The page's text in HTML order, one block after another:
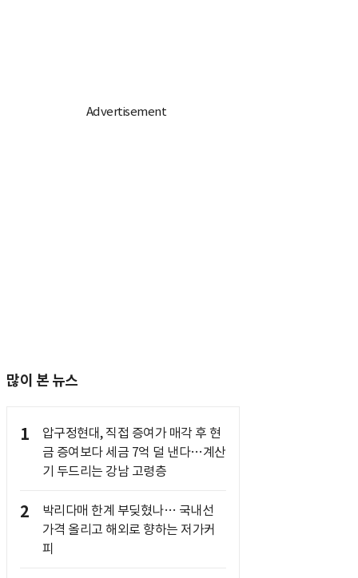
많이 본 뉴스
1
압구정현대, 직접 증여가 매각 후 현
금 증여보다 세금 7억 덜 낸다…계산
기 두드리는 강남 고령층
2
박리다매 한계 부딪혔나… 국내선
가격 올리고 해외로 향하는 저가커
피